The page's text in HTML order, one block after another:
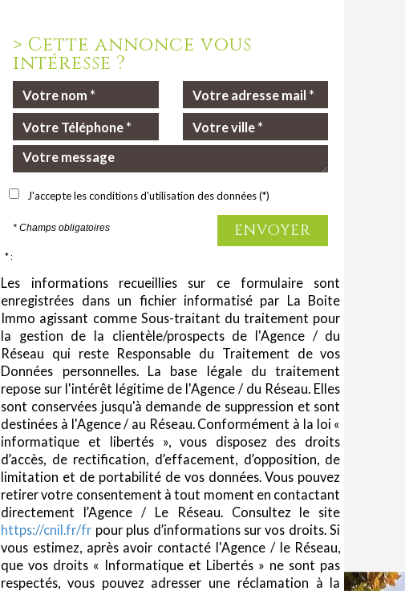
> Cette annonce vous
intéresse ?
J'accepte les conditions d'utilisation des données (*)
* Champs obligatoires ENVOYER
* :
Les informations recueillies sur ce formulaire sont
enregistrées dans un fichier informatisé par La Boite
Immo agissant comme Sous-traitant du traitement pour
la gestion de la clientèle/prospects de l'Agence / du
Réseau qui reste Responsable du Traitement de vos
Données personnelles. La base légale du traitement
repose sur l'intérêt légitime de l'Agence / du Réseau. Elles
sont conservées jusqu'à demande de suppression et sont
destinées à l'Agence / au Réseau. Conformément à la loi «
informatique et libertés », vous disposez des droits
d’accès, de rectification, d’effacement, d’opposition, de
limitation et de portabilité de vos données. Vous pouvez
retirer votre consentement à tout moment en contactant
directement l’Agence / Le Réseau. Consultez le site
https://cnil.fr/fr pour plus d’informations sur vos droits. Si
vous estimez, après avoir contacté l'Agence / le Réseau,
que vos droits « Informatique et Libertés » ne sont pas
respectés, vous pouvez adresser une réclamation à la